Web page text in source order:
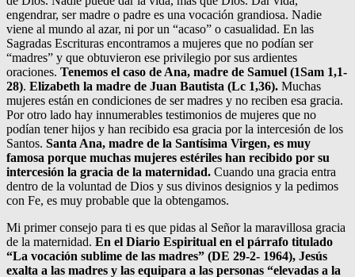
engendrar, ser madre o padre es una vocación grandiosa. Nadie
viene al mundo al azar, ni por un “acaso” o casualidad. En las
Sagradas Escrituras encontramos a mujeres que no podían ser
“madres” y que obtuvieron ese privilegio por sus ardientes
oraciones. Tenemos el caso de Ana, madre de Samuel (1Sam 1,1-
28). Elizabeth la madre de Juan Bautista (Lc 1,36). Muchas
mujeres están en condiciones de ser madres y no reciben esa gracia.
Por otro lado hay innumerables testimonios de mujeres que no
podían tener hijos y han recibido esa gracia por la intercesión de los
Santos. Santa Ana, madre de la Santísima Virgen, es muy
famosa porque muchas mujeres estériles han recibido por su
intercesión la gracia de la maternidad. Cuando una gracia entra
dentro de la voluntad de Dios y sus divinos designios y la pedimos
con Fe, es muy probable que la obtengamos.
Mi primer consejo para ti es que pidas al Señor la maravillosa gracia
de la maternidad. En el Diario Espiritual en el párrafo titulado
“La vocación sublime de las madres” (DE 29-2- 1964), Jesús
exalta a las madres y las equipara a las personas “elevadas a la